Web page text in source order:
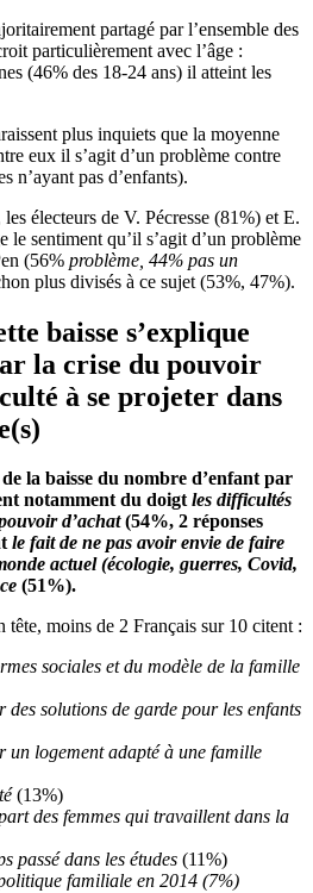
partagé par l’ensemble des
particulièrement avec l’âge :
(46% des 18-24 ans) il atteint les
plus inquiets que la moyenne
eux il s’agit d’un problème contre
n’ayant pas d’enfants).
électeurs de V. Pécresse (81%) et E.
sentiment qu’il s’agit d’un problème
(56% problème, 44% pas un
plus divisés à ce sujet (53%, 47%).
baisse s’explique
la crise du pouvoir
à se projeter dans
la baisse du nombre d’enfant par
notamment du doigtles difficultés
d’achat(54%, 2 réponses
le fait de ne pas avoir envie de faire
actuel (écologie, guerres, Covid,
(51%).
tête, moins de 2 Français sur 10 citent :
sociales et du modèle de la famille
des solutions de garde pour les enfants
un logement adapté à une famille
(13%)
des femmes qui travaillent dans la
passé dans les études (11%)
familiale en 2014 (7%)